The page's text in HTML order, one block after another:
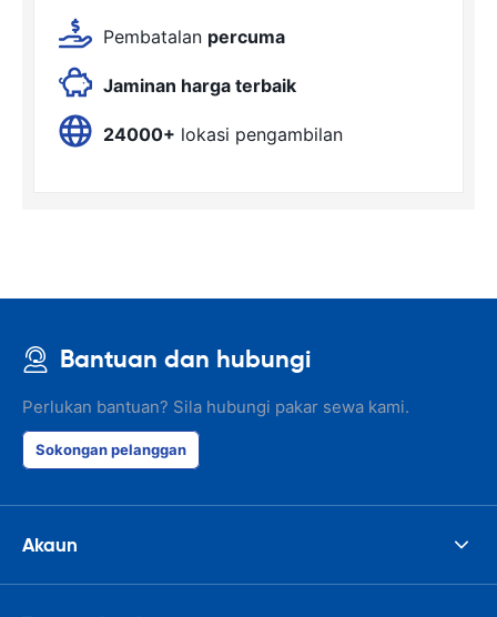
Pembatalan percuma
Jaminan harga terbaik
24000+ lokasi pengambilan
Bantuan dan hubungi
Perlukan bantuan? Sila hubungi pakar sewa kami.
Sokongan pelanggan
Akaun